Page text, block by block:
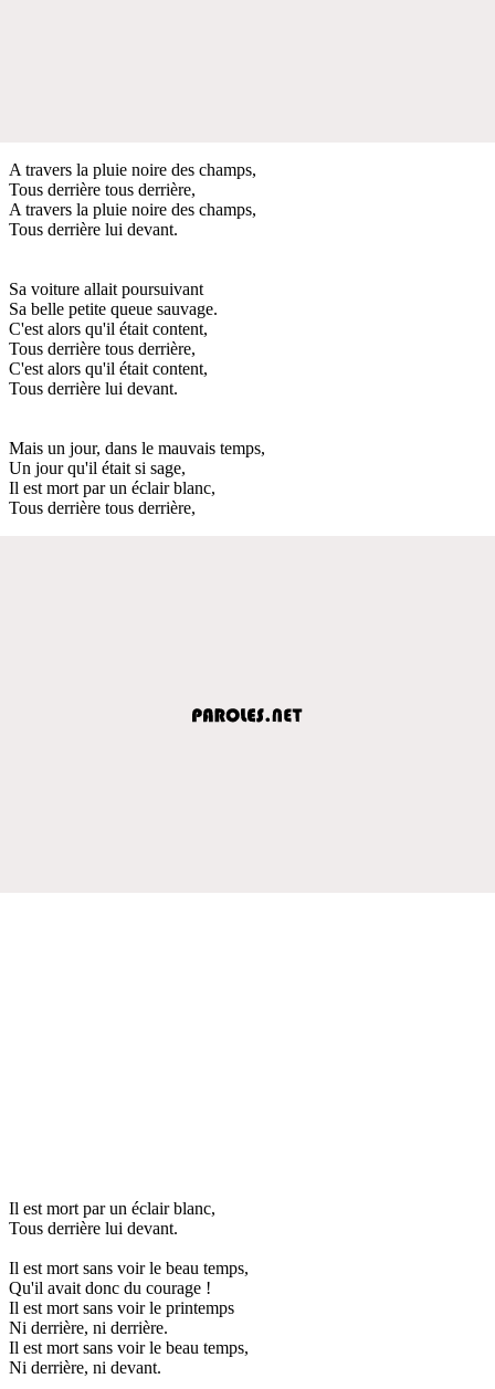
A travers la pluie noire des champs,
Tous derrière tous derrière,
A travers la pluie noire des champs,
Tous derrière lui devant.
Sa voiture allait poursuivant
Sa belle petite queue sauvage.
C'est alors qu'il était content,
Tous derrière tous derrière,
C'est alors qu'il était content,
Tous derrière lui devant.
Mais un jour, dans le mauvais temps,
Un jour qu'il était si sage,
Il est mort par un éclair blanc,
Tous derrière tous derrière,
Il est mort par un éclair blanc,
Tous derrière lui devant.
Il est mort sans voir le beau temps,
Qu'il avait donc du courage !
Il est mort sans voir le printemps
Ni derrière, ni derrière.
Il est mort sans voir le beau temps,
Ni derrière, ni devant.